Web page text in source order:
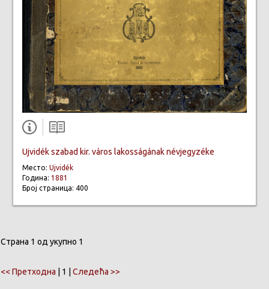
Ujvidék szabad kir. város lakosságának névjegyzéke
Место: Ujvidék
Година: 1881
Број страница: 400
Страна 1 од укупно 1
<< Претходна | 1 | Следећа >>